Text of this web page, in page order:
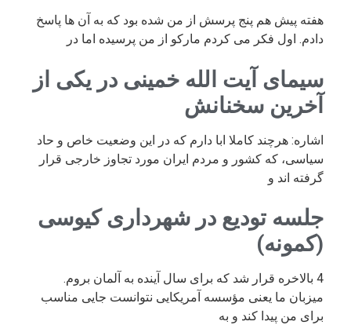
هفته پیش هم پنج پرسش از من شده بود که به آن ها پاسخ
دادم. اول فکر می کردم مارکو از من پرسیده اما در
سیمای آیت الله خمینی در یکی از
آخرین سخنانش
اشاره: هرچند کاملا ابا دارم که در این وضعیت خاص و حاد
سیاسی، که کشور و مردم ایران مورد تجاوز خارجی قرار
گرفته اند و
جلسه تودیع در شهرداری کیوسی
(کمونه)
4 بالاخره قرار شد که برای سال آینده به آلمان بروم.
میزبان ما یعنی مؤسسه آمریکایی نتوانست جایی مناسب
برای من پیدا کند و به